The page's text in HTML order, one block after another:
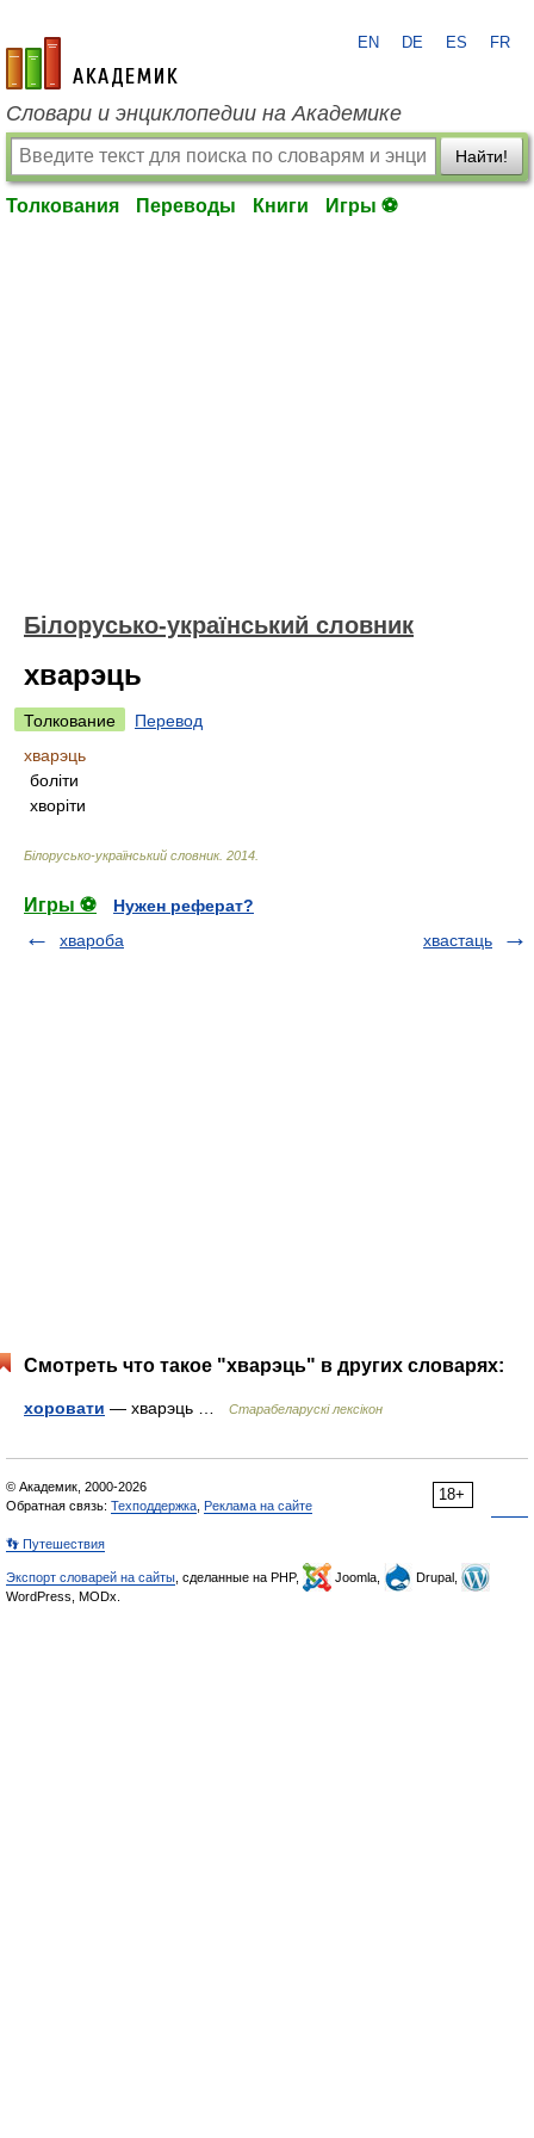
academic.ru
EN DE ES FR
Словари и энциклопедии на Академике
Найти!
Толкования Переводы Книги Игры ⚽
Білорусько-український словник
хварэць
Толкование
Перевод
хварэць
боліти
хворіти
Білорусько-український словник. 2014
Игры ⚽
Нужен реферат?
хвароба
хвастаць
Смотреть что такое "хварэць" в других словарях:
хоровати — хварэць … Старабеларускі лексікон
18+
© Академик, 2000-2026
Обратная связь: Техподдержка Реклама на сайте
👣 Путешествия
Экспорт словарей на сайты , сделанные на PHP, Joomla,
Drupal,
WordPress, MODx.